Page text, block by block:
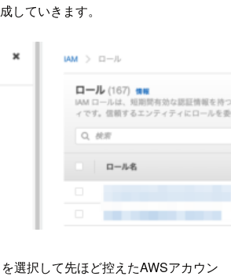
していきます。
選択して先ほど控えたAWSアカウン